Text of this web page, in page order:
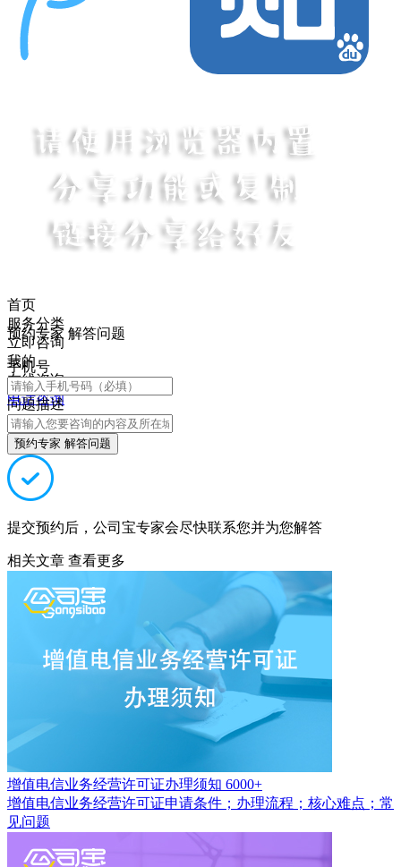
首页
服务分类
立即咨询
我的
在线咨询
电话咨询
预约专家 解答问题
手机号
问题描述
预约专家 解答问题
提交预约后，公司宝专家会尽快联系您并为您解答
相关文章 查看更多
增值电信业务经营许可证办理须知 6000+
增值电信业务经营许可证申请条件；办理流程；核心难点；常
见问题